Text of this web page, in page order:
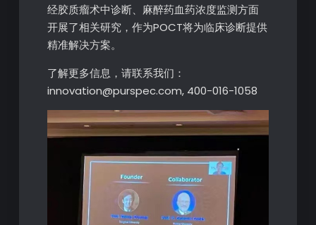
经胶质瘤术中诊断、麻醉药血药浓度监测方面
开展了相关研究，作为POCT将为临床诊断提供
精准解决方案。
了解更多信息，请联系我们：
innovation@purspec.com, 400-016-1058